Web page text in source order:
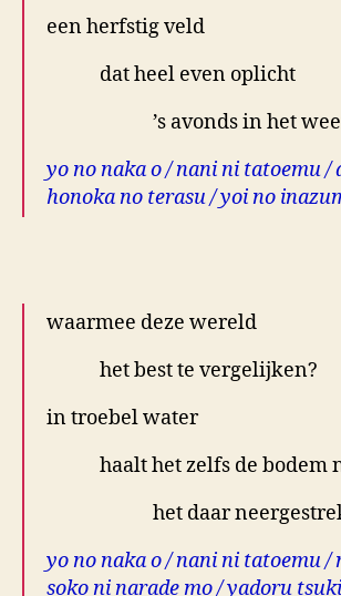
een herfstig veld
dat heel even oplicht
’s avonds in het
yo no naka o / nani ni tatoemu /
honoka no terasu / yoi no
waarmee deze wereld
het best te vergelijken?
in troebel water
haalt het zelfs de bodem
het daar
yo no naka o / nani ni tatoemu /
soko ni narade mo / yadoru